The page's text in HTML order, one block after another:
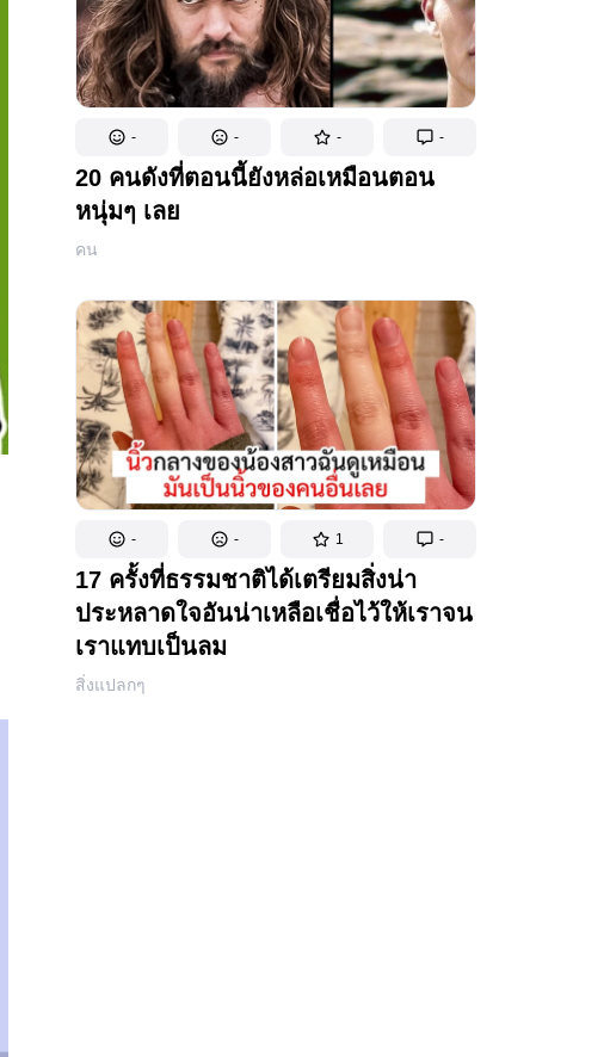
- - - -
20 คนดังที่ตอนนี้ยังหล่อเหมือนตอน
หนุ่มๆ เลย
คน
- - 1 -
17 ครั้งที่ธรรมชาติได้เตรียมสิ่งน่า
ประหลาดใจอันน่าเหลือเชื่อไว้ให้เราจน
เราแทบเป็นลม
สิ่งแปลกๆ